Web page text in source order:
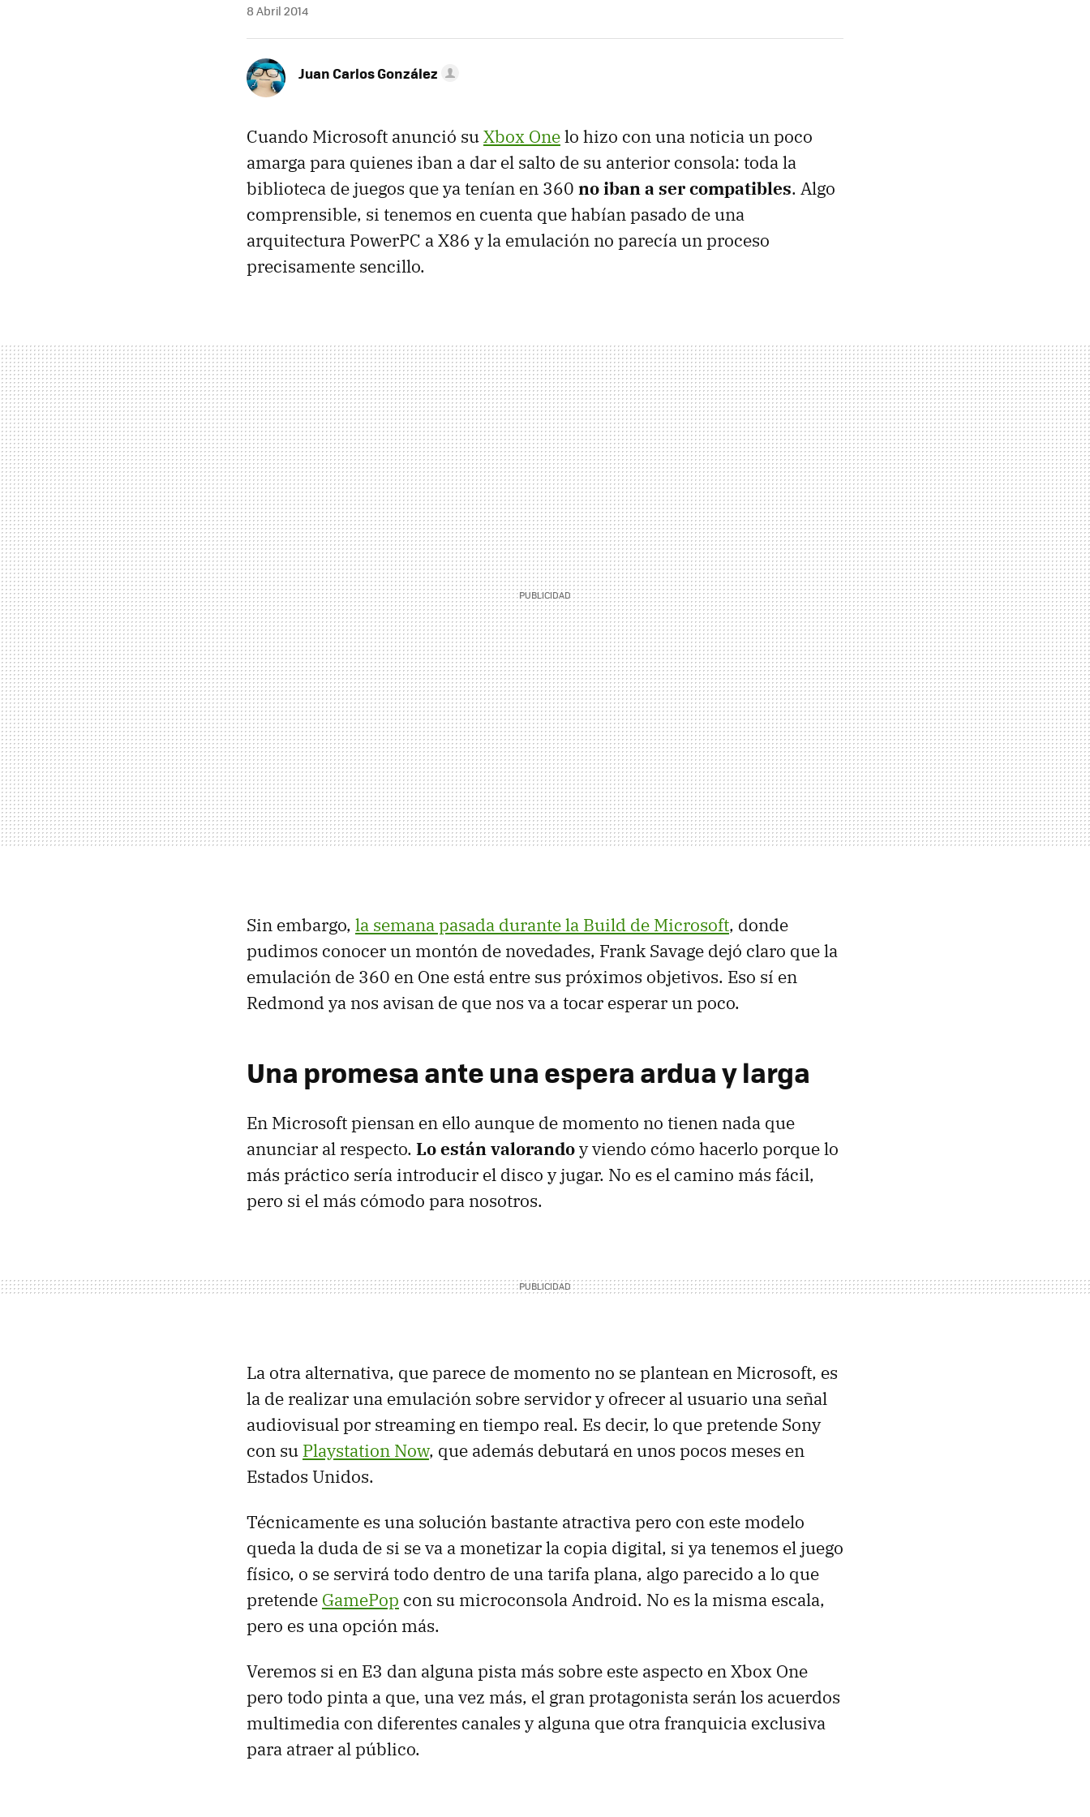
8 Abril 2014
Juan Carlos González
Cuando Microsoft anunció suXbox Onelo hizo con una noticia un poco
amarga para quienes iban a dar el salto de su anterior consola: toda la
biblioteca de juegos que ya tenían en 360 no iban a ser compatibles. Algo
comprensible, si tenemos en cuenta que habían pasado de una
arquitectura PowerPC a X86 y la emulación no parecía un proceso
precisamente sencillo.
Sin embargo, la semana pasada durante la Build de Microsoft, donde
pudimos conocer un montón de novedades, Frank Savage dejó claro que la
emulación de 360 en One está entre sus próximos objetivos. Eso sí en
Redmond ya nos avisan de que nos va a tocar esperar un poco.
Una promesa ante una espera ardua y larga
En Microsoft piensan en ello aunque de momento no tienen nada que
anunciar al respecto. Lo están valorandoy viendo cómo hacerlo porque lo
más práctico sería introducir el disco y jugar. No es el camino más fácil,
pero si el más cómodo para nosotros.
La otra alternativa, que parece de momento no se plantean en Microsoft, es
la de realizar una emulación sobre servidor y ofrecer al usuario una señal
audiovisual por streaming en tiempo real. Es decir, lo que pretende Sony
con su Playstation Now, que además debutará en unos pocos meses en
Estados Unidos.
Técnicamente es una solución bastante atractiva pero con este modelo
queda la duda de si se va a monetizar la copia digital, si ya tenemos el juego
físico, o se servirá todo dentro de una tarifa plana, algo parecido a lo que
pretende GamePop con su microconsola Android. No es la misma escala,
pero es una opción más.
Veremos si en E3 dan alguna pista más sobre este aspecto en Xbox One
pero todo pinta a que, una vez más, el gran protagonista serán los acuerdos
multimedia con diferentes canales y alguna que otra franquicia exclusiva
para atraer al público.